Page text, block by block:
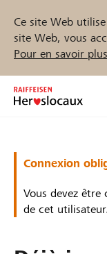
Ce site Web
site Web, vous
Pour en savoir plus
Inhalt
Connexion
Vous devez
de cet utilisateur.